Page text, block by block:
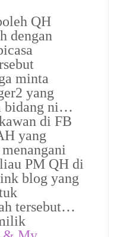
QH
dengan
minta
yang
bidang ni…
di FB
yang
PM QH di
blog yang
tersebut…